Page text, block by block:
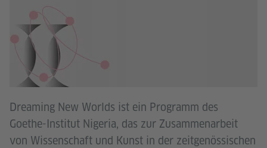
Dreaming New Worlds ist ein Programm des
Goethe-Institut Nigeria, das zur Zusammenarbeit
von Wissenschaft und Kunst in der zeitgenössischen